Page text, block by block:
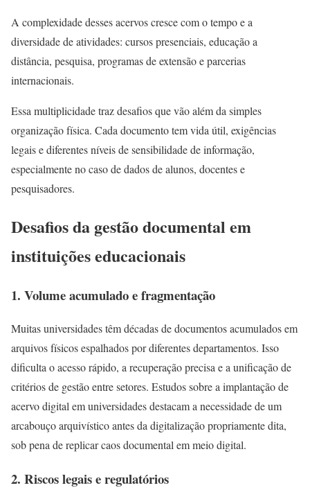
A complexidade desses acervos cresce com o tempo e a
diversidade de atividades: cursos presenciais, educação a
distância, pesquisa, programas de extensão e parcerias
internacionais.
Essa multiplicidade traz desafios que vão além da simples
organização física. Cada documento tem vida útil, exigências
legais e diferentes níveis de sensibilidade de informação,
especialmente no caso de dados de alunos, docentes e
pesquisadores.
Desafios da gestão documental em
instituições educacionais
1. Volume acumulado e fragmentação
Muitas universidades têm décadas de documentos acumulados em
arquivos físicos espalhados por diferentes departamentos. Isso
dificulta o acesso rápido, a recuperação precisa e a unificação de
critérios de gestão entre setores. Estudos sobre a implantação de
acervo digital em universidades destacam a necessidade de um
arcabouço arquivístico antes da digitalização propriamente dita,
sob pena de replicar caos documental em meio digital.
2. Riscos legais e regulatórios